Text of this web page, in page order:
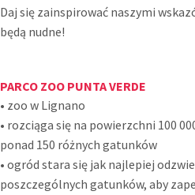
Daj się zainspirować naszymi
będą nudne!
PARCO ZOO PUNTA VERDE
• zoo w Lignano
• rozciąga się na powierzchni 100
ponad 150 różnych gatunków
• ogród stara się jak najlepiej
poszczególnych gatunków, aby